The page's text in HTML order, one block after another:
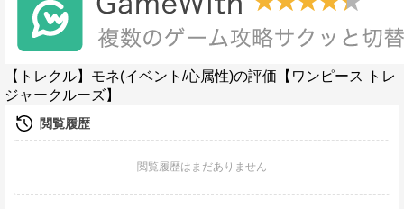
【トレクル】モネ(イベント/心属性)の評価【ワンピース トレ
ジャークルーズ】